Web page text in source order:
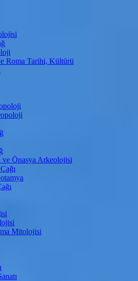
Roma Tarihi, Kültürü
ve Önasya Arkeolojisi
Mitolojisi